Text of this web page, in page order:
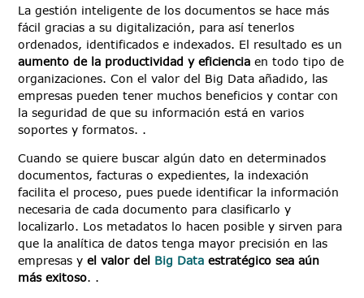
La gestión inteligente de los documentos se hace más
fácil gracias a su digitalización, para así tenerlos
ordenados, identificados e indexados. El resultado es un
aumento de la productividad y eficiencia en todo tipo de
organizaciones. Con el valor del Big Data añadido, las
empresas pueden tener muchos beneficios y contar con
la seguridad de que su información está en varios
soportes y formatos. .
Cuando se quiere buscar algún dato en determinados
documentos, facturas o expedientes, la indexación
facilita el proceso, pues puede identificar la información
necesaria de cada documento para clasificarlo y
localizarlo. Los metadatos lo hacen posible y sirven para
que la analítica de datos tenga mayor precisión en las
empresas yel valor del Big Data estratégico sea aún
más exitoso. .